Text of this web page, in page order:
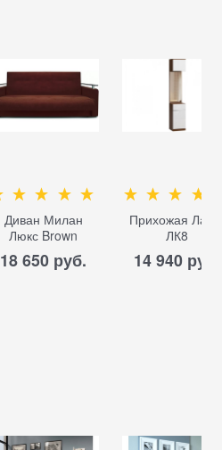
Диван Милан
Люкс Brown
18 650 руб.
Прихожая
ЛК8
14 940 руб.